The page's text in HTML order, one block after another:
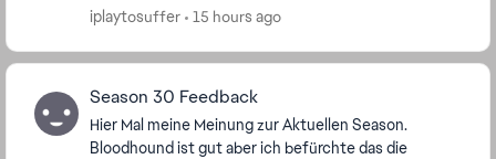
ich das ganze nun mit Start der neuen Season noch
iplaytosuffer 15 hours ago
Season 30 Feedback
Hier Mal meine Meinung zur Aktuellen Season.
Bloodhound ist gut aber ich befürchte das die